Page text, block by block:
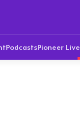
PodcastsPioneer Live